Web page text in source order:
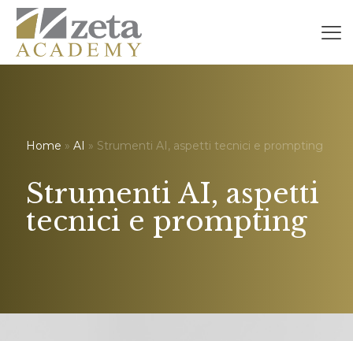
Home » AI » Strumenti AI, aspetti tecnici e prompting
Strumenti AI, aspetti
tecnici e prompting